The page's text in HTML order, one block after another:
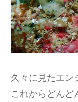
久々に見たエン
これからどん